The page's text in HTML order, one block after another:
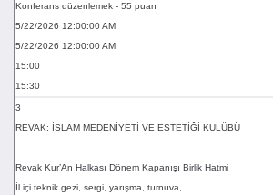
Konferans düzenlemek - 55 puan
5/22/2026 12:00:00 AM
5/22/2026 12:00:00 AM
15:00
15:30
3
REVAK: İSLAM MEDENİYETİ VE ESTETİĞİ KULÜBÜ
Revak Kur’An Halkası Dönem Kapanışı Birlik Hatmi
İl içi teknik gezi, sergi, yarışma, turnuva,